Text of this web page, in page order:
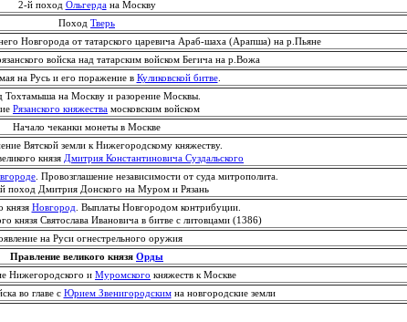
2-й поход Ольгердана Москву
Поход Тверь
Новгорода от татарского царевича Араб-шаха (Арапша) на р.Пьяне
войска над татарским войском Бегича на р.Вожа
на Русь и его поражение в Куликовской битве.
на Москву и разорение Москвы.
Рязанского княжества московским войском
Начало чеканки монеты в Москве
Вятской земли к Нижегородскому княжеству.
князя Дмитрия Константиновича Суздальского
. Провозглашение независимости от суда митрополита.
поход Дмитрия Донского на Муром и Рязань
князя Новгород . Выплаты Новгородом контрибуции.
князя Святослава Ивановича в битве с литовцами (1386)
на Руси огнестрельного оружия
Правление великого князя Орды
Нижегородского и Муромского княжеств к Москве
во главе с Юрием Звенигородскимна новгородские земли